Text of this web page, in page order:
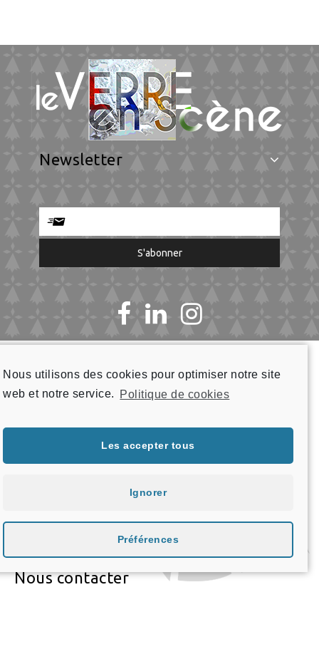
Nous utilisons des cookies pour optimiser notre site
web et notre service.
Politique de cookies
Les accepter tous
Ignorer
Préférences
Newsletter
Artisane Verrier
Nous contacter